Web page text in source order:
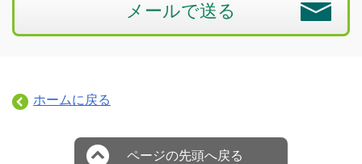
メールで送る
ホームに戻る
ページの先頭へ戻る